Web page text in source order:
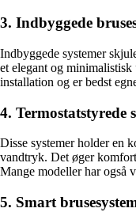
3. Indbyggede
Indbyggede systemer
et elegant og
installation og er bedst
4. Termostatstyrede
Disse systemer holder en
vandtryk. Det øger
Mange modeller har også
5. Smart